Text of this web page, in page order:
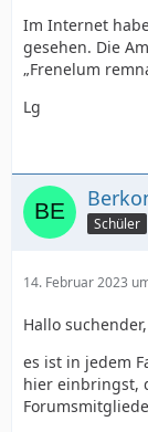
Im Internet
gesehen. Die
„Frenelum
Lg
Schüler
14. Februar 2023
Hallo suchender,
es ist in jedem
hier einbringst,